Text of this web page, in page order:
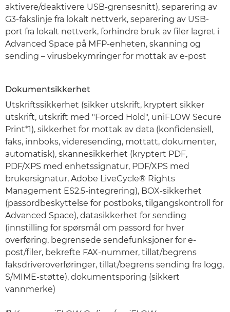
aktivere/deaktivere USB-grensesnitt), separering av
G3-fakslinje fra lokalt nettverk, separering av USB-
port fra lokalt nettverk, forhindre bruk av filer lagret i
Advanced Space på MFP-enheten, skanning og
sending – virusbekymringer for mottak av e-post
Dokumentsikkerhet
Utskriftssikkerhet (sikker utskrift, kryptert sikker
utskrift, utskrift med "Forced Hold", uniFLOW Secure
Print*1), sikkerhet for mottak av data (konfidensiell,
faks, innboks, videresending, mottatt, dokumenter,
automatisk), skannesikkerhet (kryptert PDF,
PDF/XPS med enhetssignatur, PDF/XPS med
brukersignatur, Adobe LiveCycle® Rights
Management ES2.5-integrering), BOX-sikkerhet
(passordbeskyttelse for postboks, tilgangskontroll for
Advanced Space), datasikkerhet for sending
(innstilling for spørsmål om passord for hver
overføring, begrensede sendefunksjoner for e-
post/filer, bekrefte FAX-nummer, tillat/begrens
faksdriveroverføringer, tillat/begrens sending fra logg,
S/MIME-støtte), dokumentsporing (sikkert
vannmerke)